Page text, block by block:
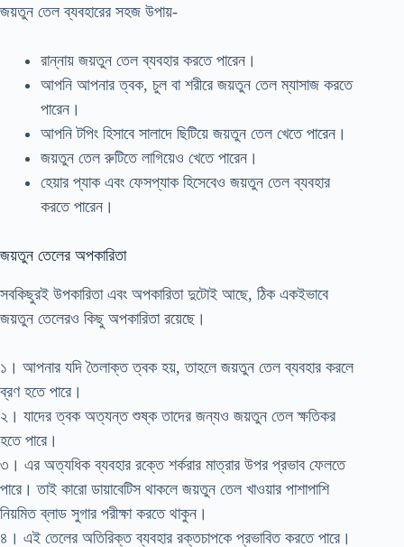
জয়তুন তেল ব্যবহারের সহজ উপায়-
রান্নায় জয়তুন তেল ব্যবহার করতে পারেন।
আপনি আপনার ত্বক, চুল বা শরীরে জয়তুন তেল ম্যাসাজ করতে
পারেন।
আপনি টপিং হিসাবে সালাদে ছিটিয়ে জয়তুন তেল খেতে পারেন।
জয়তুন তেল রুটিতে লাগিয়েও খেতে পারেন।
হেয়ার প্যাক এবং ফেসপ্যাক হিসেবেও জয়তুন তেল ব্যবহার
করতে পারেন।
জয়তুন তেলের অপকারিতা
সবকিছুরই উপকারিতা এবং অপকারিতা দুটোই আছে, ঠিক একইভাবে
জয়তুন তেলেরও কিছু অপকারিতা রয়েছে।
১। আপনার যদি তৈলাক্ত ত্বক হয়, তাহলে জয়তুন তেল ব্যবহার করলে
ব্রণ হতে পারে।
২। যাদের ত্বক অত্যন্ত শুষ্ক তাদের জন্যও জয়তুন তেল ক্ষতিকর
হতে পারে।
৩। এর অত্যধিক ব্যবহার রক্তে শর্করার মাত্রার উপর প্রভাব ফেলতে
পারে। তাই কারো ডায়াবেটিস থাকলে জয়তুন তেল খাওয়ার পাশাপাশি
নিয়মিত ব্লাড সুগার পরীক্ষা করতে থাকুন।
৪। এই তেলের অতিরিক্ত ব্যবহার রক্তচাপকে প্রভাবিত করতে পারে।